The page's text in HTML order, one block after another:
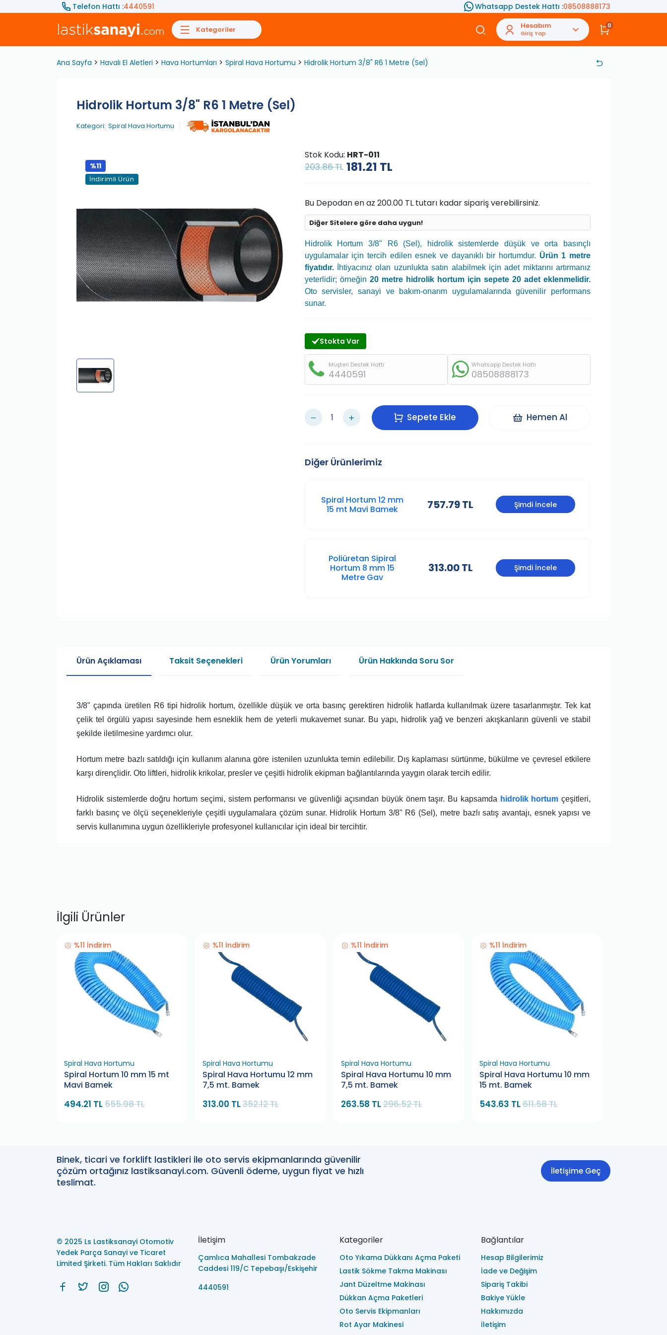
Telefon Hattı :4440591 Whatsapp Destek Hattı :08508888173
Kategoriler Hesabım
Giriş Yap
0
Ana Sayfa Havalı El Aletleri Hava Hortumları Spiral Hava Hortumu Hidrolik Hortum 3/8" R6 1 Metre (Sel)
Hidrolik Hortum 3/8" R6 1 Metre (Sel)
Kategori: Spiral Hava Hortumu
%11
İndirimli Ürün
Stok Kodu: HRT-011
203.86 TL 181.21 TL
Bu Depodan en az 200.00 TL tutarı kadar sipariş verebilirsiniz.
Diğer Sitelere göre daha uygun!
Hidrolik Hortum 3/8" R6 (Sel), hidrolik sistemlerde düşük ve orta basınçlı
uygulamalar için tercih edilen esnek ve dayanıklı bir hortumdur. Ürün 1 metre
fiyatıdır.İhtiyacınız olan uzunlukta satın alabilmek için adet miktarını artırmanız
yeterlidir; örneğin 20 metre hidrolik hortum için sepete 20 adet eklenmelidir.
Oto servisler, sanayi ve bakım-onarım uygulamalarında güvenilir performans
sunar.
Stokta Var
Müşteri Destek Hattı
4440591
Whatsapp Destek Hattı
08508888173
Sepete Ekle Hemen Al
Diğer Ürünlerimiz
Spiral Hortum 12 mm
15 mt Mavi Bamek
757.79 TL Şimdi İncele
Poliüretan Sipiral
Hortum 8 mm 15
Metre Gav
313.00 TL Şimdi İncele
Ürün Açıklaması Taksit Seçenekleri Ürün Yorumları Ürün Hakkında Soru Sor
3/8" çapında üretilen R6 tipi hidrolik hortum, özellikle düşük ve orta basınç gerektiren hidrolik hatlarda kullanılmak üzere tasarlanmıştır. Tek kat
çelik tel örgülü yapısı sayesinde hem esneklik hem de yeterli mukavemet sunar. Bu yapı, hidrolik yağ ve benzeri akışkanların güvenli ve stabil
şekilde iletilmesine yardımcı olur.
Hortum metre bazlı satıldığı için kullanım alanına göre istenilen uzunlukta temin edilebilir. Dış kaplaması sürtünme, bükülme ve çevresel etkilere
karşı dirençlidir. Oto liftleri, hidrolik krikolar, presler ve çeşitli hidrolik ekipman bağlantılarında yaygın olarak tercih edilir.
Hidrolik sistemlerde doğru hortum seçimi, sistem performansı ve güvenliği açısından büyük önem taşır. Bu kapsamda hidrolik hortum çeşitleri,
farklı basınç ve ölçü seçenekleriyle çeşitli uygulamalara çözüm sunar. Hidrolik Hortum 3/8" R6 (Sel), metre bazlı satış avantajı, esnek yapısı ve
servis kullanımına uygun özellikleriyle profesyonel kullanıcılar için ideal bir tercihtir.
İlgili Ürünler
%11 İndirim
Spiral Hava Hortumu
Spiral Hortum 10 mm 15 mt
Mavi Bamek
494.21 TL555.98 TL
%11 İndirim
Spiral Hava Hortumu
Spiral Hava Hortumu 12 mm
7,5 mt. Bamek
313.00 TL352.12 TL
%11 İndirim
Spiral Hava Hortumu
Spiral Hava Hortumu 10 mm
7,5 mt. Bamek
263.58 TL296.52 TL
%11 İndirim
Spiral Hava Hortumu
Spiral Hava Hortumu 10 mm
15 mt. Bamek
543.63 TL611.58 TL
Binek, ticari ve forklift lastikleri ile oto servis ekipmanlarında güvenilir
çözüm ortağınız lastiksanayi.com. Güvenli ödeme, uygun fiyat ve hızlı
teslimat.
İletişime Geç
© 2025 Ls Lastiksanayi Otomotiv
Yedek Parça Sanayi ve Ticaret
Limited Şirketi. Tüm Hakları Saklıdır
İletişim
Çamlıca Mahallesi Tombakzade
Caddesi 119/C Tepebaşı/Eskişehir
4440591
Kategoriler
Oto Yıkama Dükkanı Açma Paketi
Lastik Sökme Takma Makinası
Jant Düzeltme Makinası
Dükkan Açma Paketleri
Oto Servis Ekipmanları
Rot Ayar Makinesi
Bağlantılar
Hesap Bilgilerimiz
İade ve Değişim
Sipariş Takibi
Bakiye Yükle
Hakkımızda
İletişim